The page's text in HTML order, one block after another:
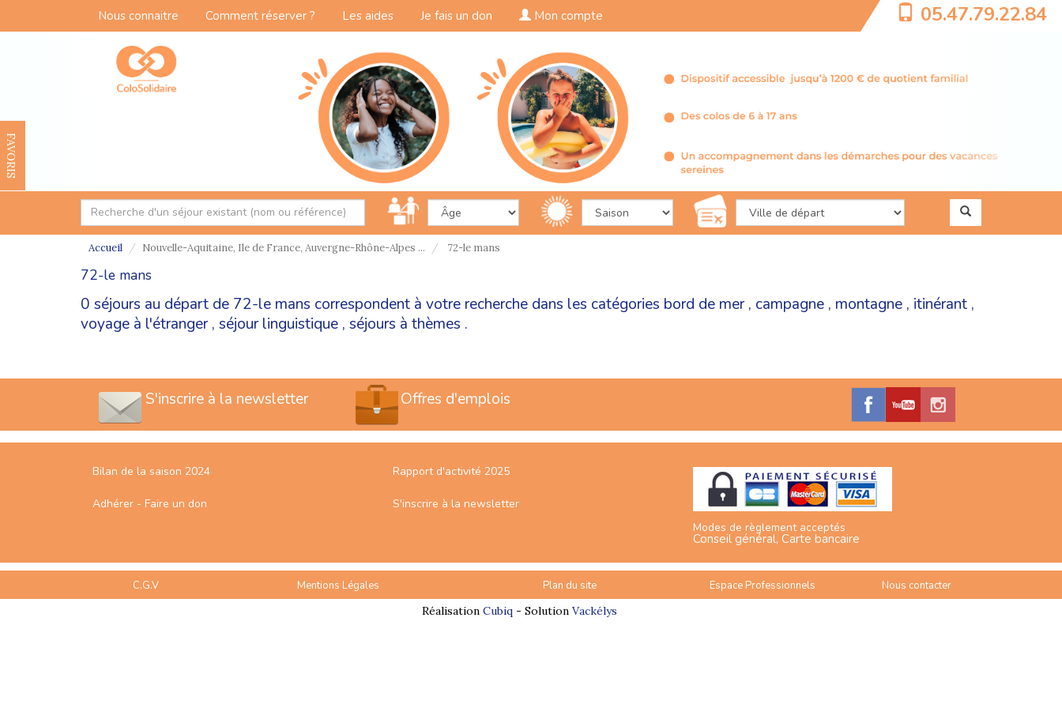
Nous connaitre Comment réserver ? Les aides Je fais un don Mon compte 05.47.79.22.84
FAVORIS
Accueil Nouvelle-Aquitaine, Ile de France, Auvergne-Rhône-Alpes ... 72-le mans
72-le mans
0 séjours au départ de 72-le mans correspondent à votre recherche dans les catégories bord de mer, campagne , montagne , itinérant ,
voyage à l'étranger, séjour linguistique , séjours à thèmes .
S'inscrire à la newsletter Offres d'emplois
Bilan de la saison 2024
Adhérer - Faire un don
Rapport d'activité 2025
S'inscrire à la newsletter
Modes de règlement acceptés
Conseil général, Carte bancaire
C.G.V Mentions Légales Plan du site Espace Professionnels
Nous contacter
Réalisation Cubiq- Solution Vackélys